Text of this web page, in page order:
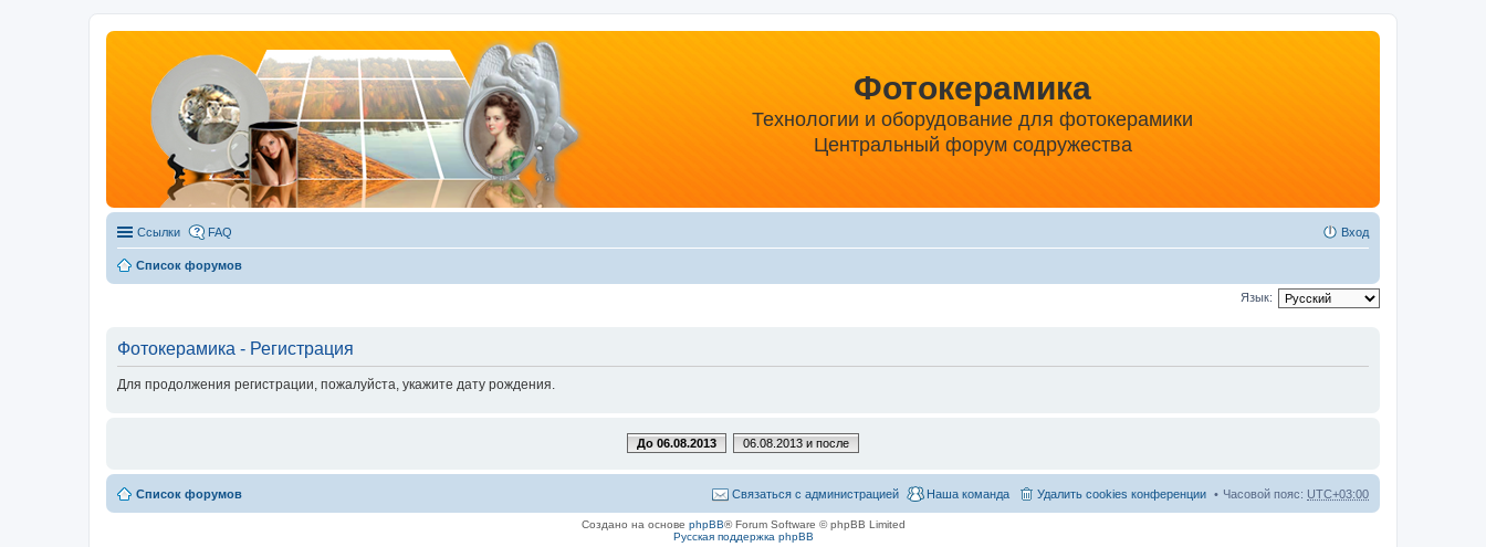
Фотокерамика
Технологии и оборудование для фотокерамики
Центральный форум содружества
Ссылки FAQ Вход
Список форумов
Язык:
Фотокерамика - Регистрация
Для продолжения регистрации, пожалуйста, укажите дату рождения.
До 06.08.2013 06.08.2013 и после
Список форумов Часовой пояс: UTC+03:00
Удалить cookies конференции
Наша команда
Связаться с администрацией
Создано на основе phpBB® Forum Software © phpBB Limited
Русская поддержка phpBB